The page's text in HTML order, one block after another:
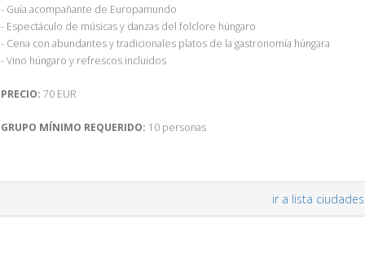
- Guía acompañante de Europamundo
- Espectáculo de músicas y danzas del folclore húngaro
- Cena con abundantes y tradicionales platos de la gastronomía húngara
- Vino húngaro y refrescos incluidos
PRECIO: 70 EUR
GRUPO MÍNIMO REQUERIDO: 10 personas
ir a lista ciudades